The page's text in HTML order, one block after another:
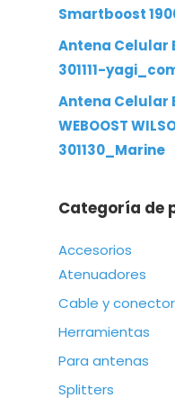
Smartboost
Antena Celular
301111-
Antena Celular
WEBOOST
301130_Marine
Categoría de
Accesorios
Atenuadores
Cable y
Herramientas
Para antenas
Splitters